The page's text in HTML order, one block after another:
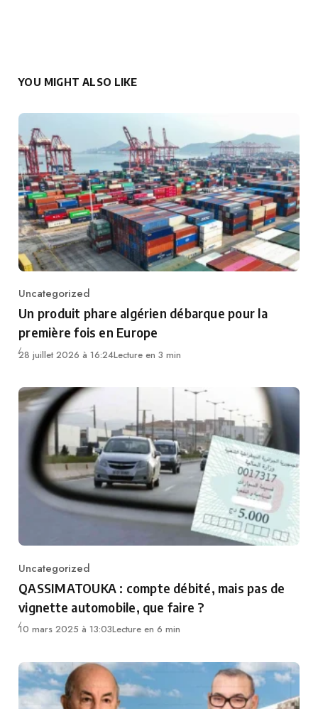
YOU MIGHT ALSO LIKE
Category
Uncategorized
Un produit phare algérien débarque pour la
première fois en Europe
28 juillet 2026 à 16:24Lecture en 3 min
Category
Uncategorized
QASSIMATOUKA : compte débité, mais pas de
vignette automobile, que faire ?
10 mars 2025 à 13:03Lecture en 6 min